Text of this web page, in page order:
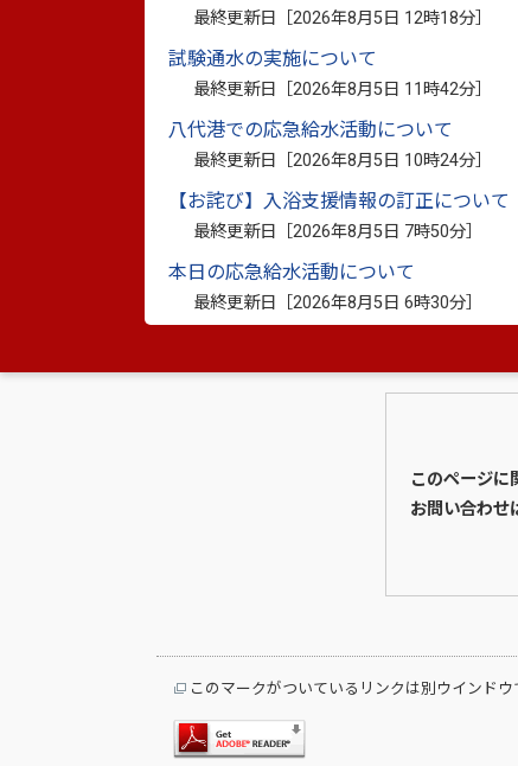
最終更新日［2026年8月5日 12時18分
試験通水の実施について
最終更新日［2026年8月5日 11時42分
八代港での応急給水活動について
最終更新日［2026年8月5日 10時24分
【お詫び】入浴支援情報の訂正について
最終更新日［2026年8月5日 7時50分
本日の応急給水活動について
最終更新日［2026年8月5日 6時30分
ご連絡ください。
『八代城跡二の丸』本文編1
『八代城跡二の丸』本文編2
（PDF：
『八代城跡二の丸』図版編
このページに
お問い合わせ
このマークがついているリンクは別ウインドウ